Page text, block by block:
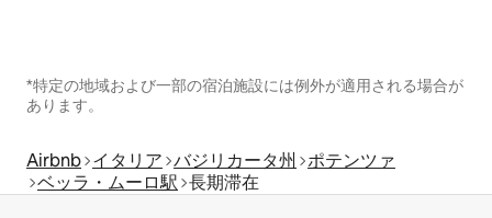
*特定の地域および一部の宿泊施設には例外が適用される場合が
あります。
Airbnb イタリア バジリカータ州 ポテンツァ
ベッラ・ムーロ駅 長期滞在